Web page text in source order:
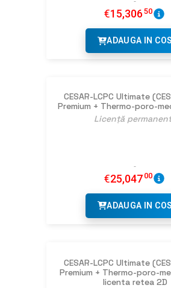
€15,30650
ADAUGA IN COS
CESAR-LCPC Ultimate
Premium + Thermo-poro-
Licență
€25,047 00
ADAUGA IN COS
CESAR-LCPC Ultimate
Premium + Thermo-poro-
licenta retea 2D